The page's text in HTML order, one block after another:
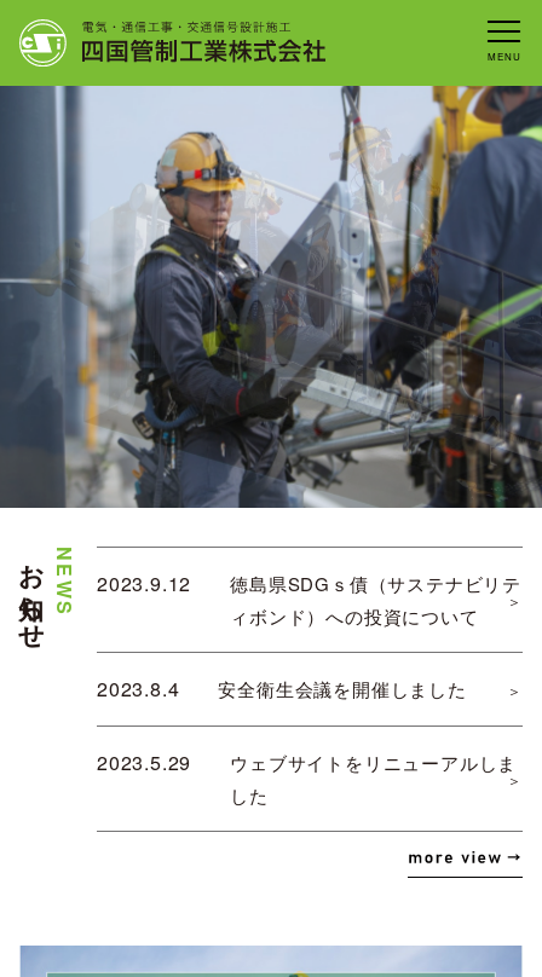
Skip
content
会社概要
事業内容
沿 革
リクルート
088-636-0777
お知らせ 2023.9.12
徳島県SDGｓ債（サステナビリテ
ィボンド）への投資について
2023.8.4 安全衛生会議を開催しました
2023.5.29
ウェブサイトをリニューアルしま
した